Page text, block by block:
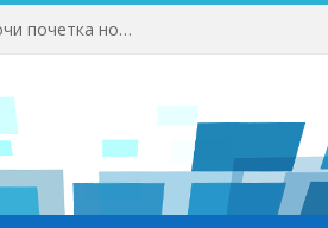
Одржана Конференција клубова Зоне „Исток“ уочи почетка нове сезоне